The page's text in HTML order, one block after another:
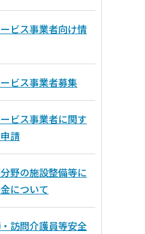
ビス事業者向け情
ビス事業者募集
ビス事業者に関す
請
野の施設整備等に
について
訪問介護員等安全